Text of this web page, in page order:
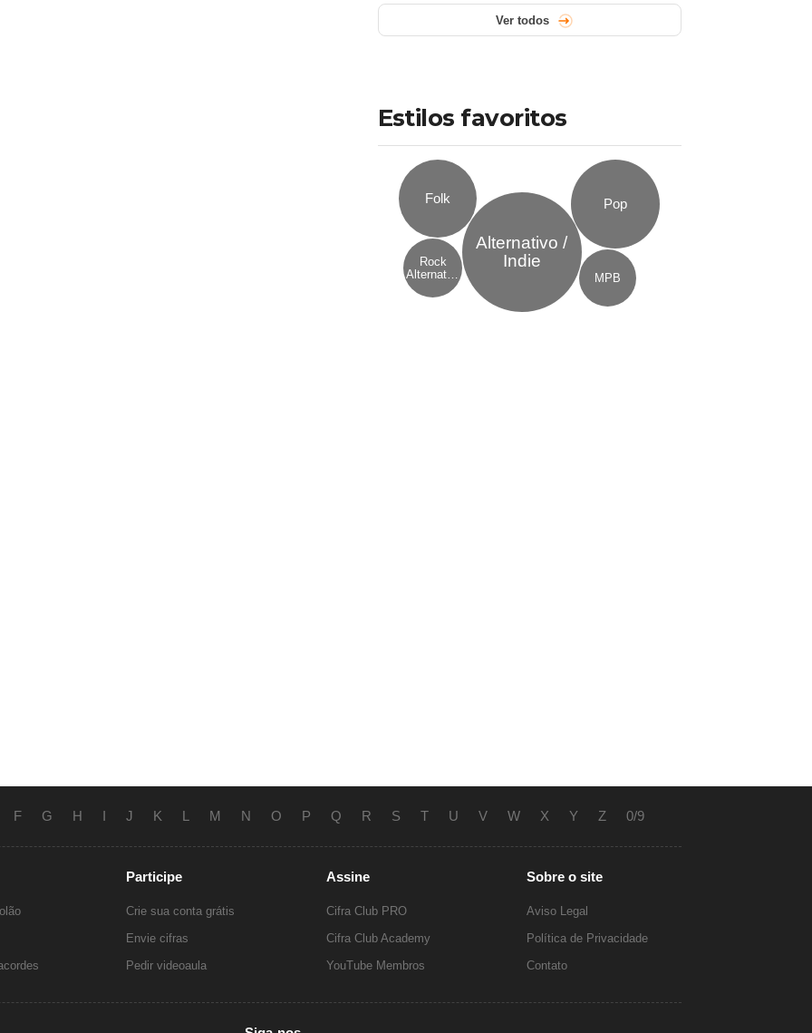
Ver todos
Estilos favoritos
Alternativo /
Indie
Pop
Folk
Rock
MPB
F G H I J K L M N O P Q R S T U V W X Y Z 0/9
Participe
Crie sua conta grátis
Envie cifras
Pedir videoaula
Assine
Cifra Club PRO
Cifra Club Academy
YouTube Membros
Sobre o site
Aviso Legal
Política de Privacidade
Contato